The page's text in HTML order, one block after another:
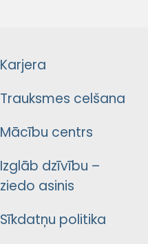
Karjera
Trauksmes celšana
Mācību centrs
Izglāb dzīvību –
ziedo asinis
Sīkdatņu politika